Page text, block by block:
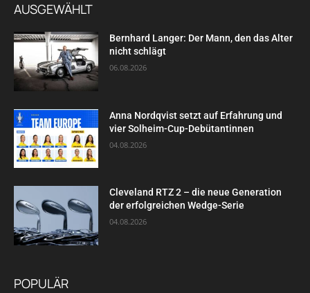
AUSGEWÄHLT
Bernhard Langer: Der Mann, den das Alter
nicht schlägt
06.08.2026
Anna Nordqvist setzt auf Erfahrung und
vier Solheim-Cup-Debütantinnen
04.08.2026
Cleveland RTZ 2 – die neue Generation
der erfolgreichen Wedge-Serie
04.08.2026
POPULÄR